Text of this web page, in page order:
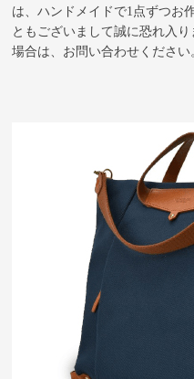
は、ハンドメイドで1点ずつお
ともございまして誠に恐れ入
場合は、お問い合わせください